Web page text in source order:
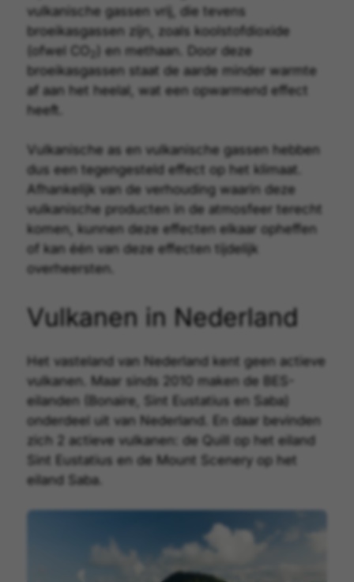
Geologie
vulkanische gassen vrij, die tevens
broeikasgassen zijn, zoals koolstofdioxide
(ofwel CO
) en methaan. Door deze
broeikasgassen staat de aarde minder warmte
af aan het heelal, wat een opwarmend effect
heeft.
Vulkanische as en vulkanische gassen hebben
dus een tegengesteld effect op het klimaat.
Afhankelijk van de verhouding waarin deze
vulkanische producten in de atmosfeer terecht
komen, kunnen deze effecten elkaar opheffen
of kan één van deze effecten tijdelijk
overheersten.
Vulkanen in Nederland
Het vasteland van Nederland kent geen actieve
vulkanen. Maar sinds 2010 maken de BES-
eilanden (Bonaire, Sint Eustatius en Saba)
onderdeel uit van Nederland. En daar bevinden
zich 2 actieve vulkanen: de Quill op het eiland
Sint Eustatius en de Mount Scenery op het
eiland Saba.